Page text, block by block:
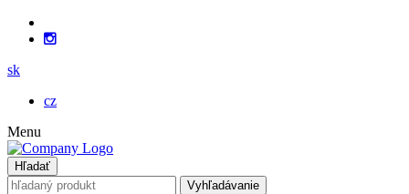
sk
cz
Menu
Hľadať
Vyhľadávanie